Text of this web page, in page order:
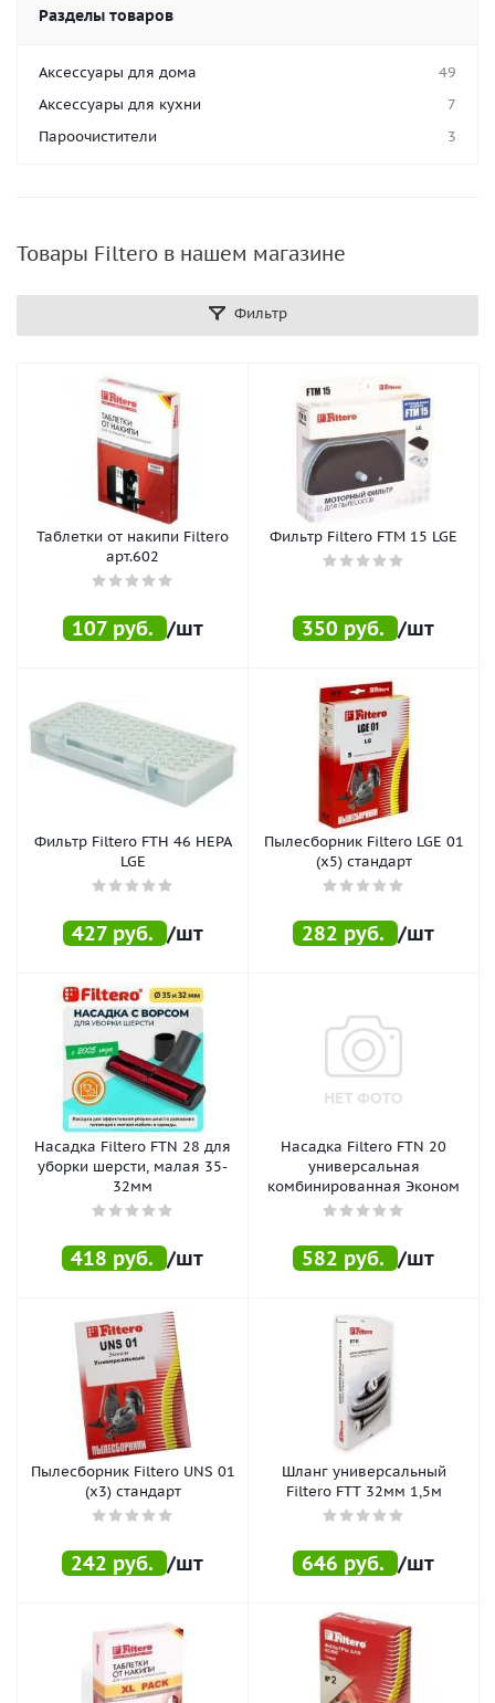
Разделы товаров
Аксессуары для дома
49
Аксессуары для кухни
7
Пароочистители
3
Товары Filtero в нашем магазине
Фильтр
Таблетки от накипи Filtero
арт.602
107руб. /шт
Фильтр Filtero FTM 15 LGE
350 руб. /шт
Фильтр Filtero FTH 46 HEPA
LGE
427руб. /шт
Пылесборник Filtero LGE 01
(x5) стандарт
282 руб. /шт
Насадка Filtero FTN 28 для
уборки шерсти, малая 35-
32мм
418 руб. /шт
Насадка Filtero FTN 20
универсальная
комбинированная Эконом
582 руб. /шт
Пылесборник Filtero UNS 01
(х3) стандарт
242 руб. /шт
Шланг универсальный
Filtero FTT 32мм 1,5м
646 руб. /шт